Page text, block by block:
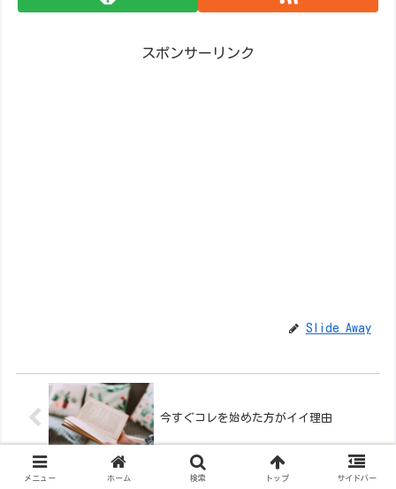
スポンサーリンク
Slide Away
今すぐコレを始めた方がイイ理由
メニュー ホーム 検索 トップ サイドバー